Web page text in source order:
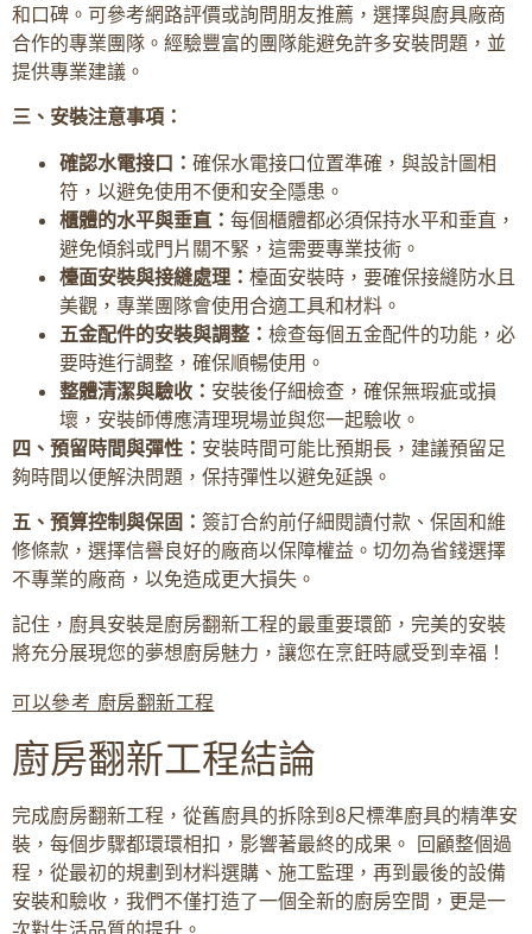
和口碑。可參考網路評價或詢問朋友推薦，選擇與廚具廠商
合作的專業團隊。經驗豐富的團隊能避免許多安裝問題，並
提供專業建議。
三、安裝注意事項：
確認水電接口： 確保水電接口位置準確，與設計圖相
符，以避免使用不便和安全隱患。
櫃體的水平與垂直： 每個櫃體都必須保持水平和垂直，
避免傾斜或門片關不緊，這需要專業技術。
檯面安裝與接縫處理： 檯面安裝時，要確保接縫防水且
美觀，專業團隊會使用合適工具和材料。
五金配件的安裝與調整： 檢查每個五金配件的功能，必
要時進行調整，確保順暢使用。
整體清潔與驗收： 安裝後仔細檢查，確保無瑕疵或損
壞，安裝師傅應清理現場並與您一起驗收。
四、預留時間與彈性： 安裝時間可能比預期長，建議預留足
夠時間以便解決問題，保持彈性以避免延誤。
五、預算控制與保固： 簽訂合約前仔細閱讀付款、保固和維
修條款，選擇信譽良好的廠商以保障權益。切勿為省錢選擇
不專業的廠商，以免造成更大損失。
記住，廚具安裝是廚房翻新工程的最重要環節，完美的安裝
將充分展現您的夢想廚房魅力，讓您在烹飪時感受到幸福！
可以參考 廚房翻新工程
廚房翻新工程結論
完成廚房翻新工程，從舊廚具的拆除到8尺標準廚具的精準安
裝，每個步驟都環環相扣，影響著最終的成果。 回顧整個過
程，從最初的規劃到材料選購、施工監理，再到最後的設備
安裝和驗收，我們不僅打造了一個全新的廚房空間，更是一